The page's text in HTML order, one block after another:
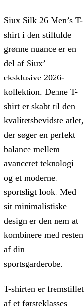
Siux Silk 26 Men’s T-
shirt i den stilfulde
grønne nuance er en
del af Siux’
eksklusive 2026-
kollektion. Denne T-
shirt er skabt til den
kvalitetsbevidste atlet,
der søger en perfekt
balance mellem
avanceret teknologi
og et moderne,
sportsligt look. Med
sit minimalistiske
design er den nem at
kombinere med resten
af din
sportsgarderobe.
T-shirten er fremstillet
af et førsteklasses